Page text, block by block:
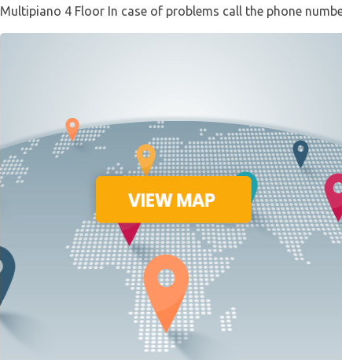
Multipiano 4 Floor In case of problems call the phone